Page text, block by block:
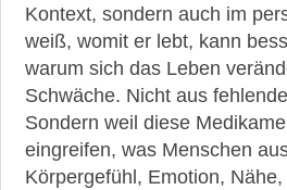
Kontext, sondern auch im
weiß, womit er lebt, kann
warum sich das Leben
Schwäche. Nicht aus
Sondern weil diese
eingreifen, was Menschen
Körpergefühl, Emotion,